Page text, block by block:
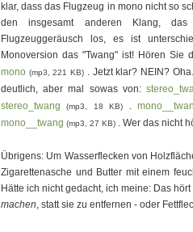
klar, dass das Flugzeug in mono nicht so
den insgesamt anderen Klang,
Flugzeuggeräusch los, es ist
Monoversion das "Twang" ist! Hören
mono (mp3, 221 KB) . Jetzt klar? NEIN?
deutlich, aber mal sowas von:
stereo_twang
(mp3, 18 KB) .
mono__twang (mp3, 27 KB) . Wer das nicht
Übrigens: Um Wasserflecken von
Zigarettenasche und Butter mit einem
Hätte ich nicht gedacht, ich meine: Das
machen, statt sie zu entfernen - oder